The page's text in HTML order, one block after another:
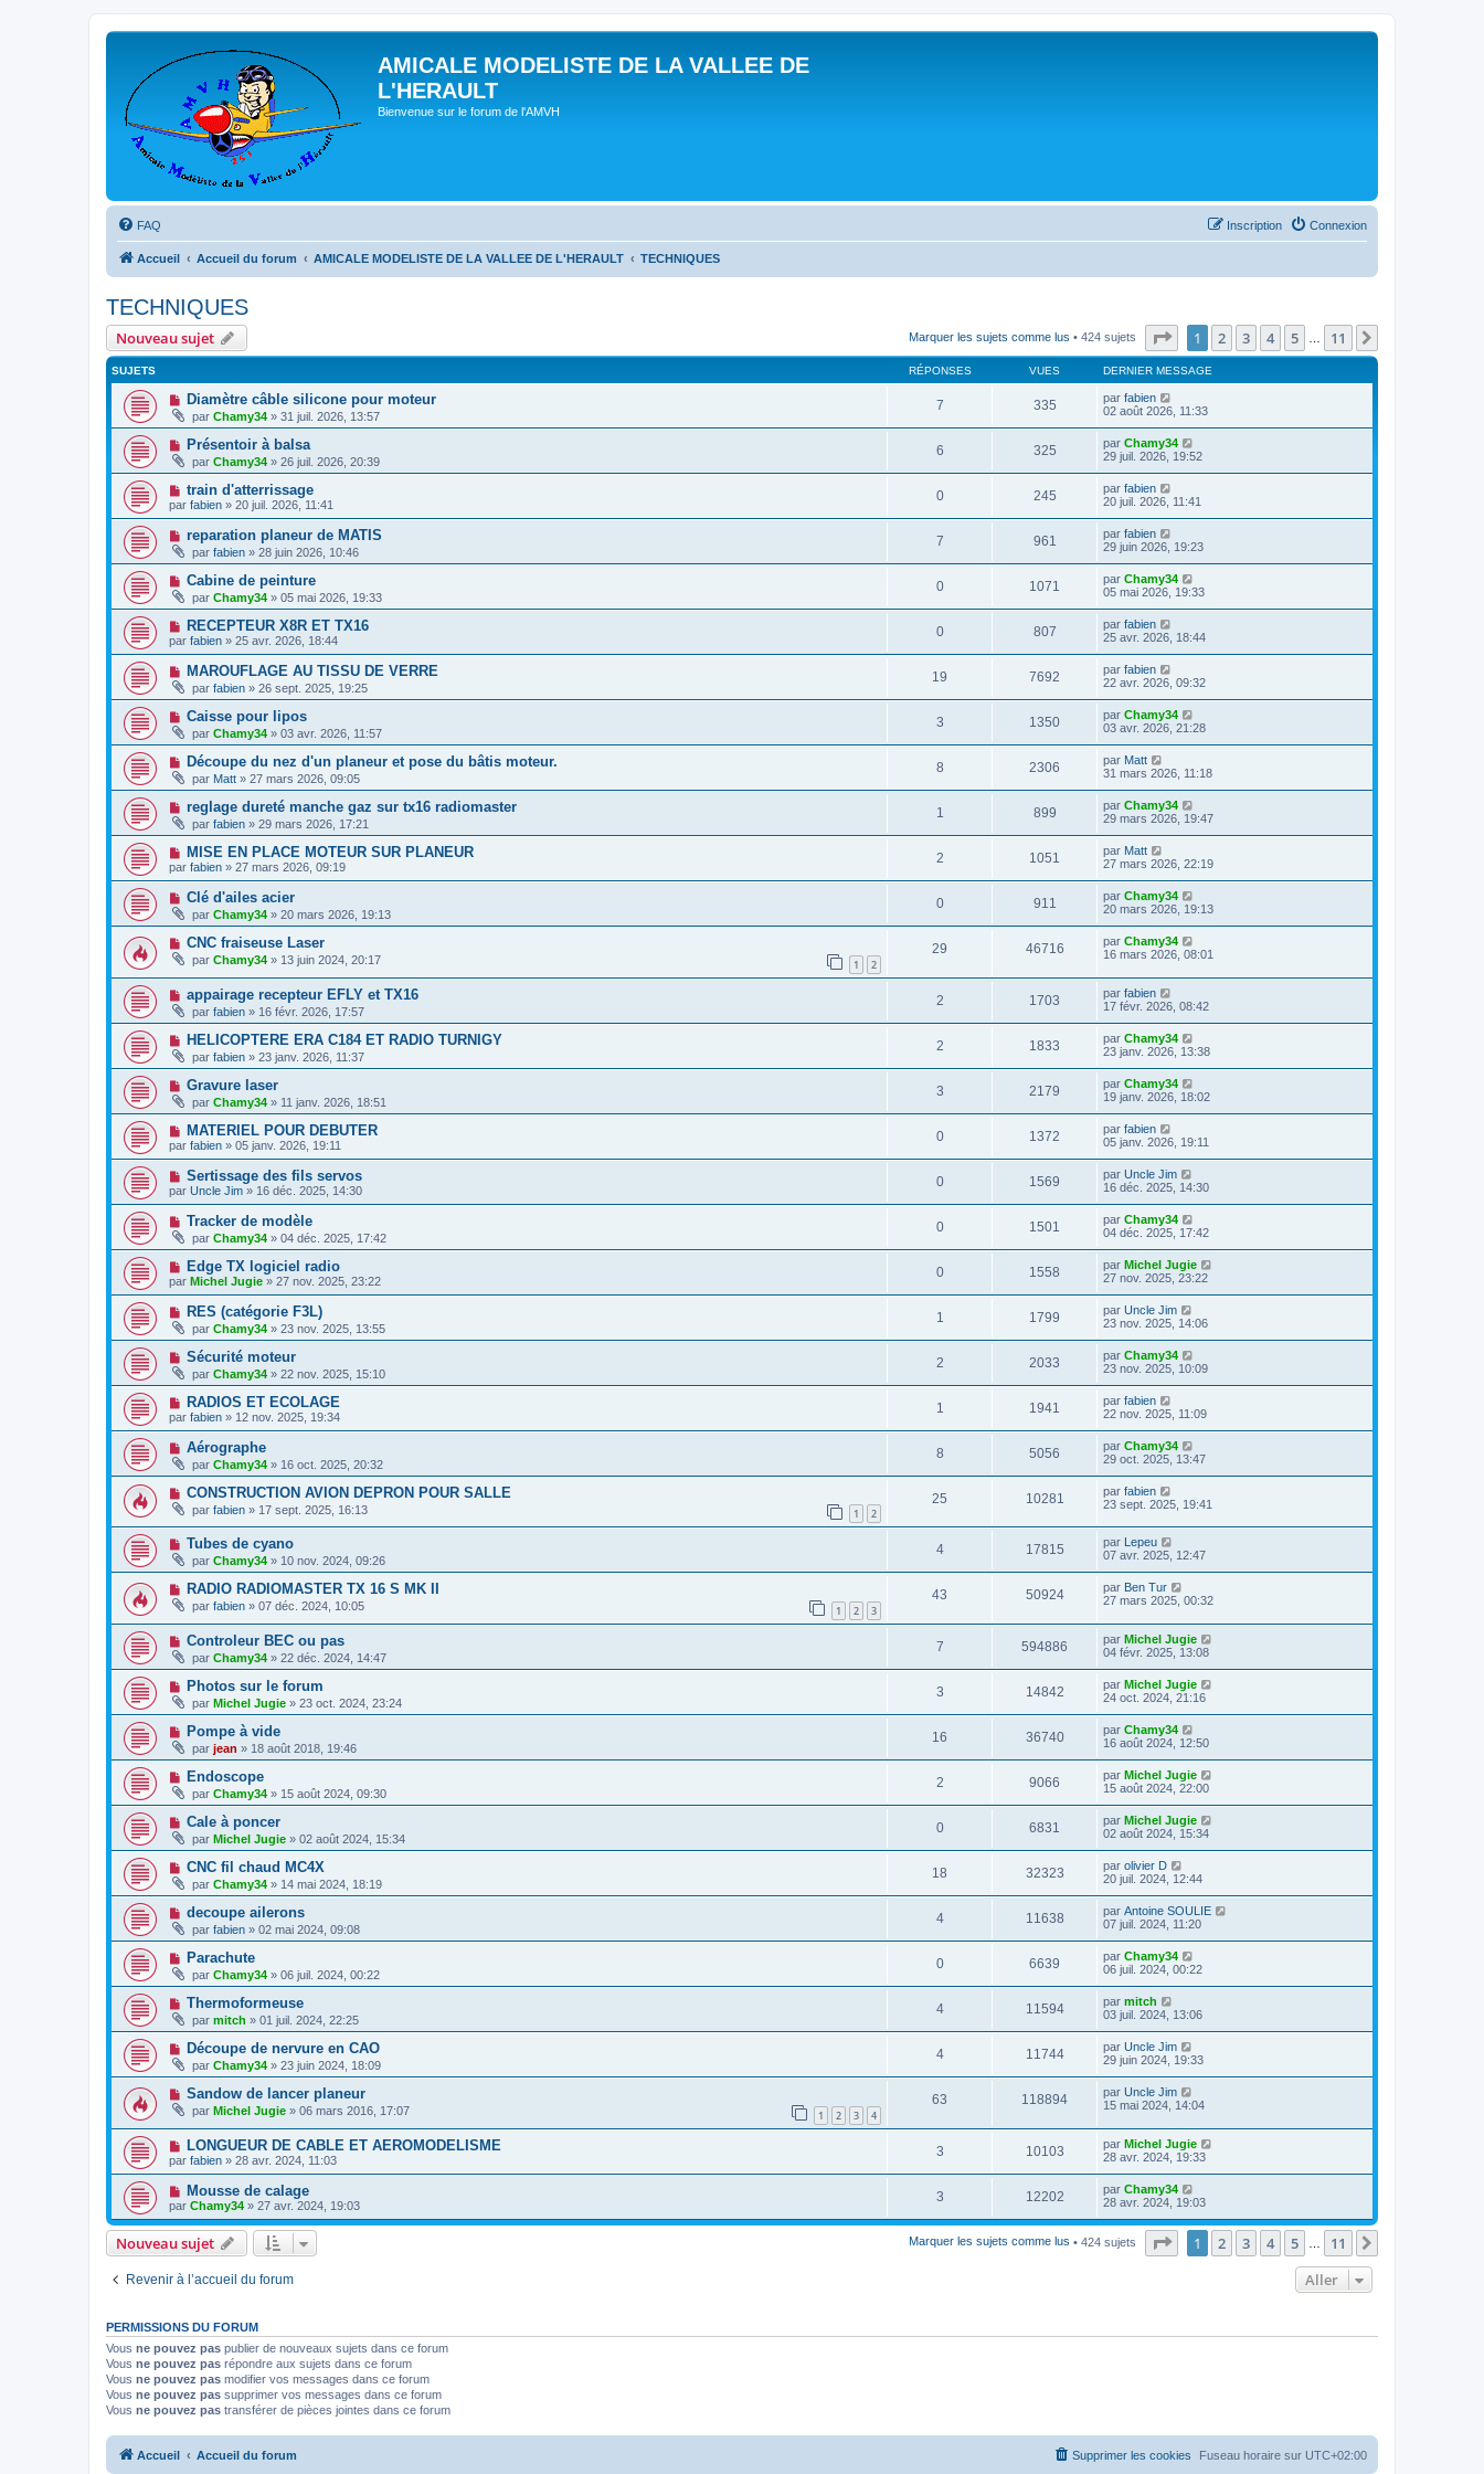
AMICALE MODELISTE DE LA VALLEE DE
L'HERAULT
Bienvenue sur le forum de l'AMVH
FAQ Connexion
Inscription
Accueil Accueil du forum AMICALE MODELISTE DE LA VALLEE DE L'HERAULT TECHNIQUES
TECHNIQUES
Nouveau sujet Marquer les sujets comme lus • 424 sujets Page sur11
1 2 3 4 5 11
SUJETS RÉPONSES VUES DERNIER MESSAGE
Diamètre câble silicone pour moteur
par Chamy34 » 31 juil. 2026, 13:57
7 335 par fabien
02 août 2026, 11:33
Présentoir à balsa
par Chamy34 » 26 juil. 2026, 20:39
6 325 par Chamy34
29 juil. 2026, 19:52
train d'atterrissage
par fabien » 20 juil. 2026, 11:41
0 245 par fabien
20 juil. 2026, 11:41
reparation planeur de MATIS
par fabien » 28 juin 2026, 10:46
7 961 par fabien
29 juin 2026, 19:23
Cabine de peinture
par Chamy34 » 05 mai 2026, 19:33
0 1071 par Chamy34
05 mai 2026, 19:33
RECEPTEUR X8R ET TX16
par fabien » 25 avr. 2026, 18:44
0 807 par fabien
25 avr. 2026, 18:44
MAROUFLAGE AU TISSU DE VERRE
par fabien » 26 sept. 2025, 19:25
19 7692 par fabien
22 avr. 2026, 09:32
Caisse pour lipos
par Chamy34 » 03 avr. 2026, 11:57
3 1350 par Chamy34
03 avr. 2026, 21:28
Découpe du nez d'un planeur et pose du bâtis moteur.
par Matt » 27 mars 2026, 09:05
8 2306 par Matt
31 mars 2026, 11:18
reglage dureté manche gaz sur tx16 radiomaster
par fabien » 29 mars 2026, 17:21
1 899 par Chamy34
29 mars 2026, 19:47
MISE EN PLACE MOTEUR SUR PLANEUR
par fabien » 27 mars 2026, 09:19
2 1051 par Matt
27 mars 2026, 22:19
Clé d'ailes acier
par Chamy34 » 20 mars 2026, 19:13
0 911 par Chamy34
20 mars 2026, 19:13
CNC fraiseuse Laser
par Chamy34 » 13 juin 2024, 20:17 1 2
29 46716 par Chamy34
16 mars 2026, 08:01
appairage recepteur EFLY et TX16
par fabien » 16 févr. 2026, 17:57
2 1703 par fabien
17 févr. 2026, 08:42
HELICOPTERE ERA C184 ET RADIO TURNIGY
par fabien » 23 janv. 2026, 11:37
2 1833 par Chamy34
23 janv. 2026, 13:38
Gravure laser
par Chamy34 » 11 janv. 2026, 18:51
3 2179 par Chamy34
19 janv. 2026, 18:02
MATERIEL POUR DEBUTER
par fabien » 05 janv. 2026, 19:11
0 1372 par fabien
05 janv. 2026, 19:11
Sertissage des fils servos
par Uncle Jim » 16 déc. 2025, 14:30
0 1569 par Uncle Jim
16 déc. 2025, 14:30
Tracker de modèle
par Chamy34 » 04 déc. 2025, 17:42
0 1501 par Chamy34
04 déc. 2025, 17:42
Edge TX logiciel radio
par Michel Jugie » 27 nov. 2025, 23:22
0 1558 par Michel Jugie
27 nov. 2025, 23:22
RES (catégorie F3L)
par Chamy34 » 23 nov. 2025, 13:55
1 1799 par Uncle Jim
23 nov. 2025, 14:06
Sécurité moteur
par Chamy34 » 22 nov. 2025, 15:10
2 2033 par Chamy34
23 nov. 2025, 10:09
RADIOS ET ECOLAGE
par fabien » 12 nov. 2025, 19:34
1 1941 par fabien
22 nov. 2025, 11:09
Aérographe
par Chamy34 » 16 oct. 2025, 20:32
8 5056 par Chamy34
29 oct. 2025, 13:47
CONSTRUCTION AVION DEPRON POUR SALLE
par fabien » 17 sept. 2025, 16:13 1 2
25 10281 par fabien
23 sept. 2025, 19:41
Tubes de cyano
par Chamy34 » 10 nov. 2024, 09:26
4 17815 par
Lepeu
07 avr. 2025, 12:47
RADIO RADIOMASTER TX 16 S MK II
par fabien » 07 déc. 2024, 10:05 1 2 3
43 50924 par Ben Tur
27 mars 2025, 00:32
Controleur BEC ou pas
par Chamy34 » 22 déc. 2024, 14:47
7 594886 par Michel Jugie
04 févr. 2025, 13:08
Photos sur le forum
par Michel Jugie » 23 oct. 2024, 23:24
3 14842 par Michel Jugie
24 oct. 2024, 21:16
Pompe à vide
par jean » 18 août 2018, 19:46
16 36740 par Chamy34
16 août 2024, 12:50
Endoscope
par Chamy34 » 15 août 2024, 09:30
2 9066 par Michel Jugie
15 août 2024, 22:00
Cale à poncer
par Michel Jugie » 02 août 2024, 15:34
0 6831 par Michel Jugie
02 août 2024, 15:34
CNC fil chaud MC4X
par Chamy34 » 14 mai 2024, 18:19
18 32323 par olivier D
20 juil. 2024, 12:44
decoupe ailerons
par fabien » 02 mai 2024, 09:08
4 11638 par Antoine SOULIE
07 juil. 2024, 11:20
Parachute
par Chamy34 » 06 juil. 2024, 00:22
0 6639 par Chamy34
06 juil. 2024, 00:22
Thermoformeuse
par mitch » 01 juil. 2024, 22:25
4 11594 par mitch
03 juil. 2024, 13:06
Découpe de nervure en CAO
par Chamy34 » 23 juin 2024, 18:09
4 11744 par Uncle Jim
29 juin 2024, 19:33
Sandow de lancer planeur
par Michel Jugie » 06 mars 2016, 17:07 1 2 3 4
63 118894 par Uncle Jim
15 mai 2024, 14:04
LONGUEUR DE CABLE ET AEROMODELISME
par fabien » 28 avr. 2024, 11:03
3 10103 par Michel Jugie
28 avr. 2024, 19:33
Mousse de calage
par Chamy34 » 27 avr. 2024, 19:03
3 12202 par Chamy34
28 avr. 2024, 19:03
Nouveau sujet Marquer les sujets comme lus • 424 sujets Page sur11
1 2 3 4 5 11
Revenir à l’accueil du forum Aller
PERMISSIONS DU FORUM
Vous ne pouvez pas publier de nouveaux sujets dans ce forum
Vous ne pouvez pas répondre aux sujets dans ce forum
Vous ne pouvez pas modifier vos messages dans ce forum
Vous ne pouvez pas supprimer vos messages dans ce forum
Vous ne pouvez pas transférer de pièces jointes dans ce forum
Accueil Accueil du forum Fuseau horaire sur UTC+02:00
Supprimer les cookies